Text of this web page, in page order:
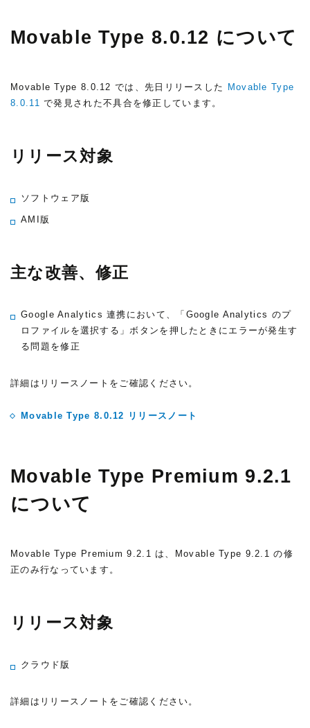
Movable Type 8.0.12 について
Movable Type 8.0.12 では、先日リリースした
Movable Type
8.0.11 で発見された不具合を修正しています。
リリース対象
ソフトウェア版
AMI版
主な改善、修正
Google Analytics 連携において、「Google Analytics のプ
ロファイルを選択する」ボタンを押したときにエラーが発生す
る問題を修正
詳細はリリースノートをご確認ください。
Movable Type 8.0.12 リリースノート
Movable Type Premium 9.2.1
について
Movable Type Premium 9.2.1 は、Movable Type 9.2.1 の修
正のみ行なっています。
リリース対象
クラウド版
詳細はリリースノートをご確認ください。